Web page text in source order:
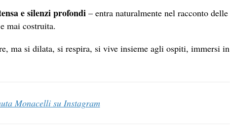
e silenzi profondi – entra naturalmente nel racconto delle
mai costruita.
ma si dilata, si respira, si vive insieme agli ospiti, immersi in
Monacelli su Instagram